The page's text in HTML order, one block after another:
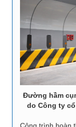
Đường hầm
do Công ty
Công trình hoàn